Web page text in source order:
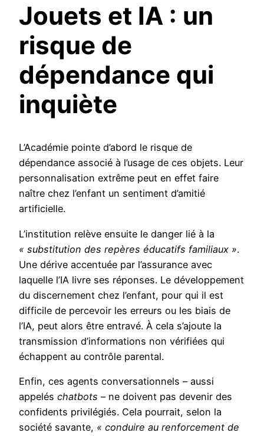
Jouets et IA : un
risque de
dépendance qui
inquiète
L’Académie pointe d’abord le risque de
dépendance associé à l’usage de ces objets. Leur
personnalisation extrême peut en effet faire
naître chez l’enfant un sentiment d’amitié
artificielle.
L’institution relève ensuite le danger lié à la
« substitution des repères éducatifs familiaux ».
Une dérive accentuée par l’assurance avec
laquelle l’IA livre ses réponses. Le développement
du discernement chez l’enfant, pour qui il est
difficile de percevoir les erreurs ou les biais de
l’IA, peut alors être entravé. À cela s’ajoute la
transmission d’informations non vérifiées qui
échappent au contrôle parental.
Enfin, ces agents conversationnels – aussi
appelés chatbots – ne doivent pas devenir des
confidents privilégiés. Cela pourrait, selon la
société savante, « conduire au renforcement de